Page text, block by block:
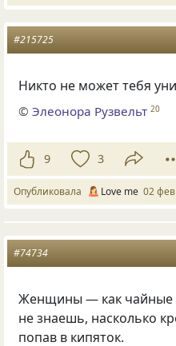
#215725
Никто не может тебя
©Элеонора Рузвельт 20
9 3
Опубликовала Love me 02
#74734
Женщины — как чайные
не знаешь, насколько
попав в кипяток.